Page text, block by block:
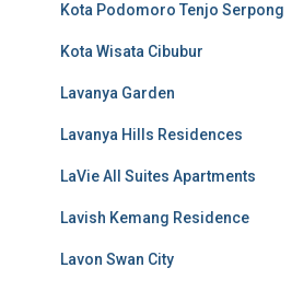
Kota Podomoro Tenjo Serpong
Kota Wisata Cibubur
Lavanya Garden
Lavanya Hills Residences
LaVie All Suites Apartments
Lavish Kemang Residence
Lavon Swan City